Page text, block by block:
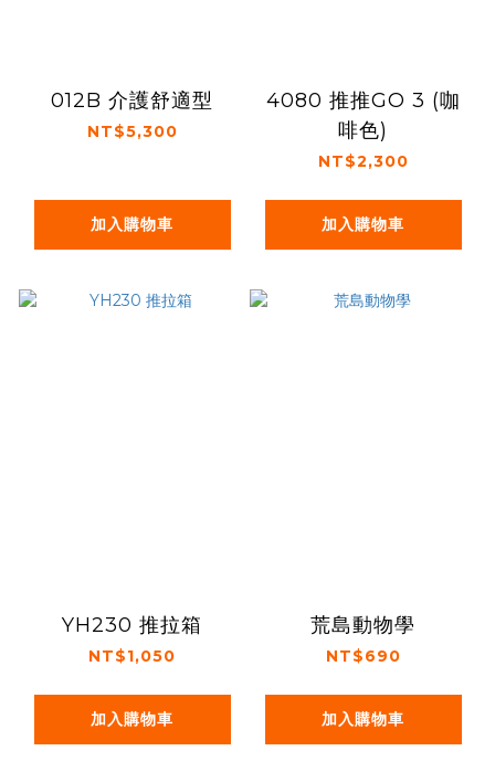
012B 介護舒適型
NT$5,300
加入購物車
4080 推推GO 3 (咖
啡色)
NT$2,300
加入購物車
YH230 推拉箱
NT$1,050
加入購物車
荒島動物學
NT$690
加入購物車